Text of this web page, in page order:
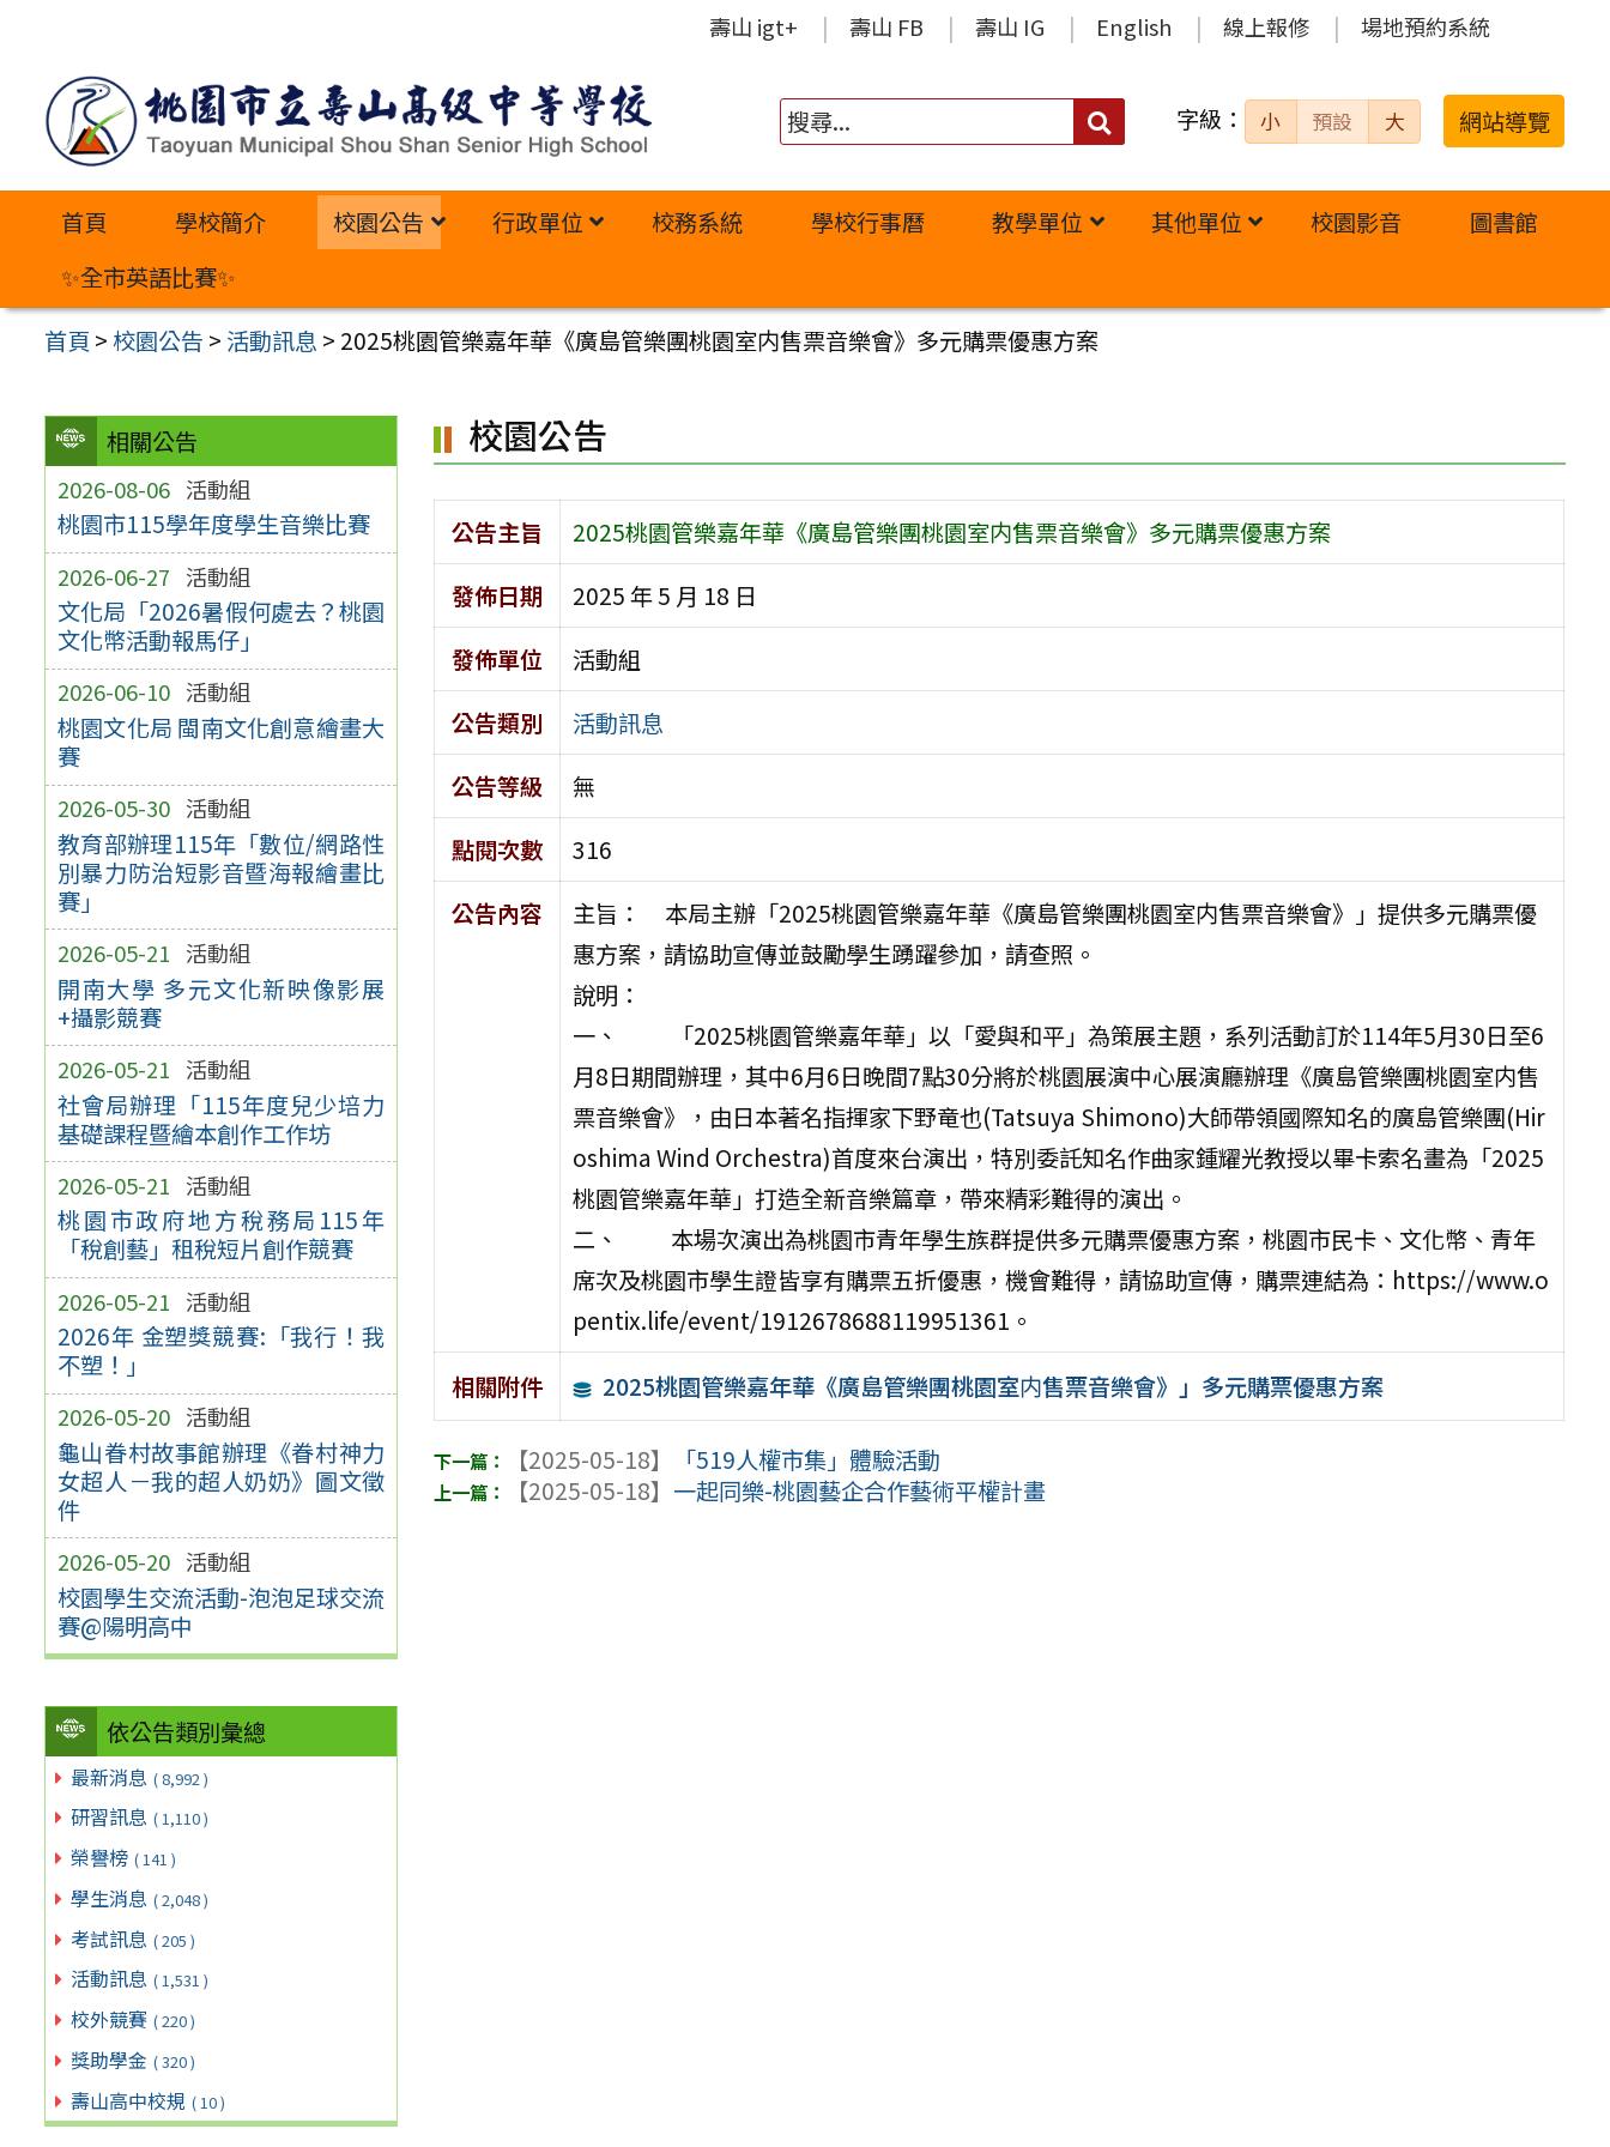
內
壽山 igt+ 壽山 FB 壽山 IG English 線上報修 場地預約系統
搜
字級： 小 預設 大 網站導覽
首頁 學校簡介 校園公告 行政單位 校務系統 學校行事曆 教學單位 其他單位 校園影音
圖書館
✨全市英語比賽✨
首頁 >校園公告 > 活動訊息 > 2025桃園管樂嘉年華《廣島管樂團桃園室内售票音樂會》多元購票優惠方案
相關公告
2026-08-06 活動組
桃園市115學年度學生音樂比賽
2026-06-27 活動組
文化局「2026暑假何處去？桃園
文化幣活動報馬仔」
2026-06-10 活動組
桃園文化局 閩南文化創意繪畫大
賽
2026-05-30 活動組
教育部辦理115年「數位/網路性
別暴力防治短影音暨海報繪畫比
賽」
2026-05-21 活動組
開南大學 多元文化新映像影展
+攝影競賽
2026-05-21 活動組
社會局辦理「115年度兒少培力
基礎課程暨繪本創作工作坊
2026-05-21 活動組
桃園市政府地方稅務局115年
「稅創藝」租稅短片創作競賽
2026-05-21 活動組
2026年 金塑獎競賽:「我行！我
不塑！」
2026-05-20 活動組
龜山眷村故事館辦理《眷村神力
女超人－我的超人奶奶》圖文徵
件
2026-05-20 活動組
校園學生交流活動-泡泡足球交流
賽@陽明高中
依公告類別彙總
最新消息 ( 8,992 )
研習訊息 ( 1,110 )
榮譽榜 ( 141 )
學生消息 ( 2,048 )
考試訊息 ( 205 )
活動訊息 ( 1,531 )
校外競賽 ( 220 )
獎助學金 ( 320 )
壽山高中校規 ( 10 )
校園公告
公告主旨
2025桃園管樂嘉年華《廣島管樂團桃園室内售票音樂會》多元購票優惠方案
發佈日期
2025 年 5 月 18 日
發佈單位
活動組
公告類別
活動訊息
公告等級
無
點閱次數
316
公告內容
主旨： 本局主辦「2025桃園管樂嘉年華《廣島管樂團桃園室内售票音樂會》」提供多元購票優
惠方案，請協助宣傳並鼓勵學生踴躍參加，請查照。
說明：
一、 「2025桃園管樂嘉年華」以「愛與和平」為策展主題，系列活動訂於114年5月30日至6
月8日期間辦理，其中6月6日晚間7點30分將於桃園展演中心展演廳辦理《廣島管樂團桃園室内售
票音樂會》，由日本著名指揮家下野竜也(Tatsuya Shimono)大師帶領國際知名的廣島管樂團(Hir
oshima Wind Orchestra)首度來台演出，特別委託知名作曲家鍾耀光教授以畢卡索名畫為「2025
桃園管樂嘉年華」打造全新音樂篇章，帶來精彩難得的演出。
二、 本場次演出為桃園市青年學生族群提供多元購票優惠方案，桃園市民卡、文化幣、青年
席次及桃園市學生證皆享有購票五折優惠，機會難得，請協助宣傳，購票連結為：https://www.o
pentix.life/event/1912678688119951361。
相關附件
2025桃園管樂嘉年華《廣島管樂團桃園室内售票音樂會》」多元購票優惠方案
【2025-05-18】
「519人權市集」體驗活動
【2025-05-18】 一起同樂-桃園藝企合作藝術平權計畫